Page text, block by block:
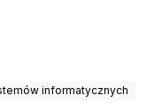
informatycznych